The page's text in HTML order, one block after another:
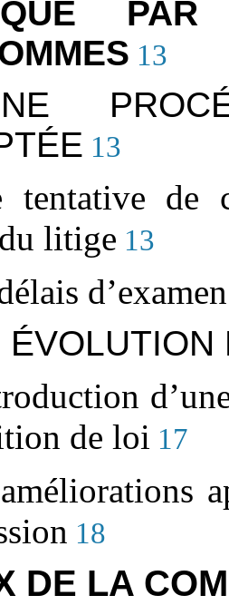
13
13
tentative de
litige 13
ÉVOLUTION
de loi 17
18
DE LA